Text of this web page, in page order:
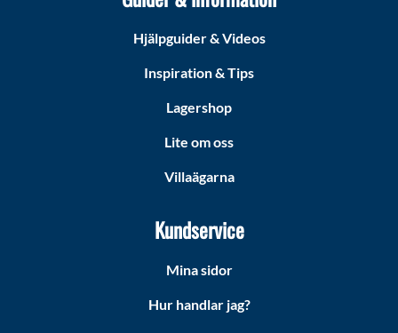
Hjälpguider & Videos
Inspiration & Tips
Lagershop
Lite om oss
Villaägarna
Kundservice
Mina sidor
Hur handlar jag?